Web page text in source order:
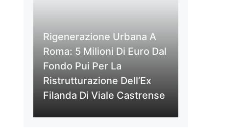
Rigenerazione Urbana A
Roma: 5 Milioni Di Euro Dal
Fondo Pui Per La
Ristrutturazione Dell’Ex
Filanda Di Viale Castrense